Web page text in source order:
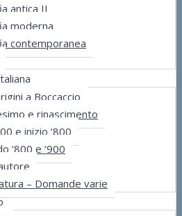
antica II
moderna
contemporanea
a Boccaccio
e rinascimento
e inizio ‘800
‘800 e ‘900
– Domande varie